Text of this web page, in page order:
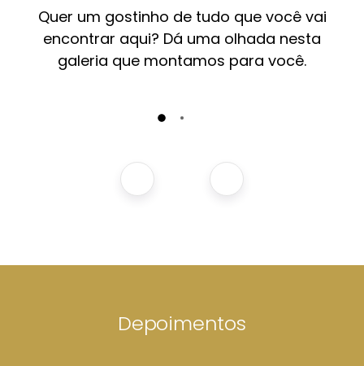
Quer um gostinho de tudo que você vai
encontrar aqui? Dá uma olhada nesta
galeria que montamos para você.
Depoimentos